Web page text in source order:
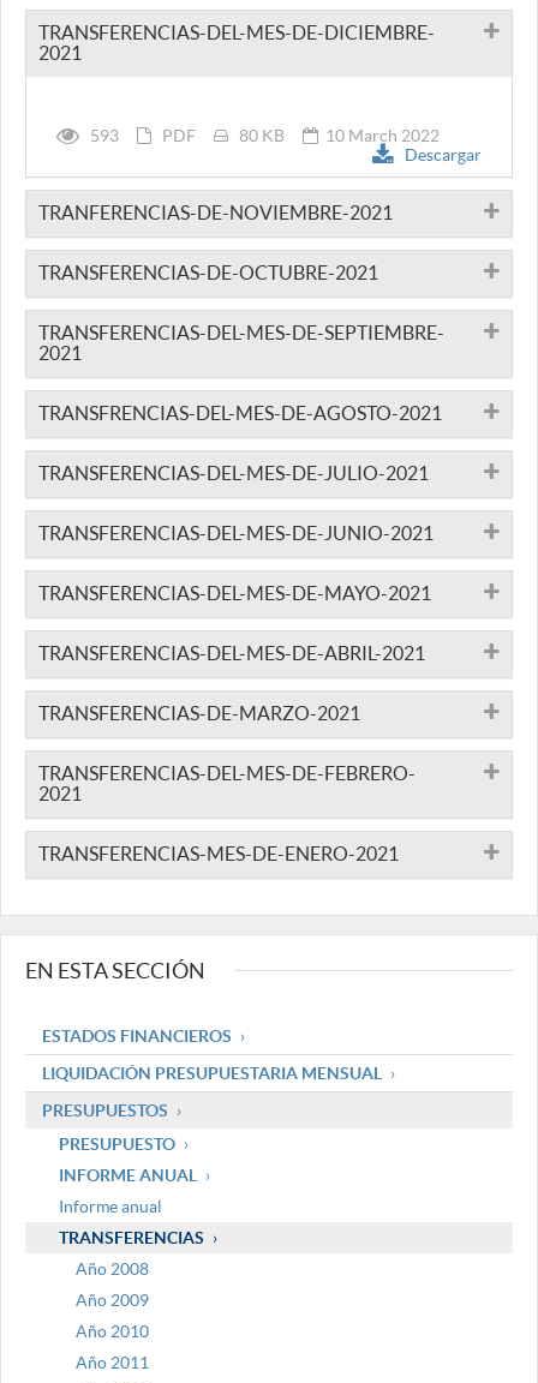
TRANSFERENCIAS-DEL-MES-DE-DICIEMBRE-
2021
593 PDF 80 KB
10 March 2022
Descargar
TRANFERENCIAS-DE-NOVIEMBRE-2021
TRANSFERENCIAS-DE-OCTUBRE-2021
TRANSFERENCIAS-DEL-MES-DE-SEPTIEMBRE-
2021
TRANSFRENCIAS-DEL-MES-DE-AGOSTO-2021
TRANSFERENCIAS-DEL-MES-DE-JULIO-2021
TRANSFERENCIAS-DEL-MES-DE-JUNIO-2021
TRANSFERENCIAS-DEL-MES-DE-MAYO-2021
TRANSFERENCIAS-DEL-MES-DE-ABRIL-2021
TRANSFERENCIAS-DE-MARZO-2021
TRANSFERENCIAS-DEL-MES-DE-FEBRERO-
2021
TRANSFERENCIAS-MES-DE-ENERO-2021
EN ESTA SECCIÓN
ESTADOS FINANCIEROS
LIQUIDACIÓN PRESUPUESTARIA MENSUAL
PRESUPUESTOS
PRESUPUESTO
INFORME ANUAL
Informe anual
TRANSFERENCIAS
Año 2008
Año 2009
Año 2010
Año 2011